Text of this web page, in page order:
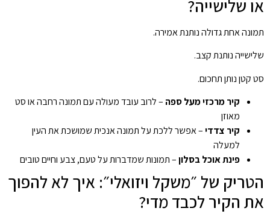
או שלישייה?
תמונה אחת גדולה נותנת אמירה.
שלישייה נותנת קצב.
סט קטן נותן תחכום.
קיר מרכזי מעל ספה – לרוב עובד מעולה עם תמונה רחבה או סט
מאוזן
קיר צדדי– אפשר ללכת על תמונה אנכית שמושכת את העין
למעלה
פינת אוכל בסלון– תמונות שמדברות על טעם, צבע וחיים טובים
הטריק של ״משקל ויזואלי״: איך לא להפוך
את הקיר לכבד מדי?